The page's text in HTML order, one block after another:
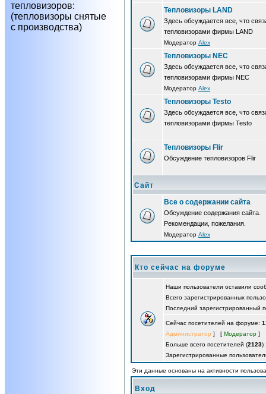
тепловизоров:
(тепловизоры снятые
с производства)
Тепловизоры LAND
Здесь обсуждается все, что
тепловизорами фирмы LAND
Модератор Alex
Тепловизоры NEC
Здесь обсуждается все, что
тепловизорами фирмы NEC
Модератор Alex
Тепловизоры Testo
Здесь обсуждается все, что
тепловизорами фирмы Testo
Тепловизоры Flir
Обсуждение тепловизоров Flir
Сайт
Все о содержании сайта
Обсуждение содержания сайта.
Рекомендации, пожелания.
Модератор Alex
Кто сейчас на форуме
Наши пользователи оставили
Всего зарегистрированных
Последний зарегистрированный
Сейчас посетителей на форуме:
Администратор ] [ Модератор ]
Больше всего посетителей (2123)
Зарегистрированные
Эти данные основаны на активности
Вход